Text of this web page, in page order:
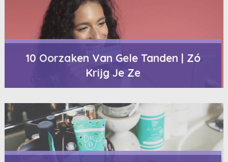
10 Oorzaken Van Gele Tanden | Zó
Krijg Je Ze